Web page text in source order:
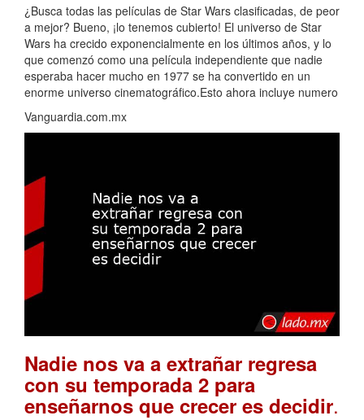
¿Busca todas las películas de Star Wars clasificadas, de peor
a mejor? Bueno, ¡lo tenemos cubierto! El universo de Star
Wars ha crecido exponencialmente en los últimos años, y lo
que comenzó como una película independiente que nadie
esperaba hacer mucho en 1977 se ha convertido en un
enorme universo cinematográfico.Esto ahora incluye numero
Vanguardia.com.mx
Nadie nos va a extrañar regresa
con su temporada 2 para
enseñarnos que crecer es decidir.